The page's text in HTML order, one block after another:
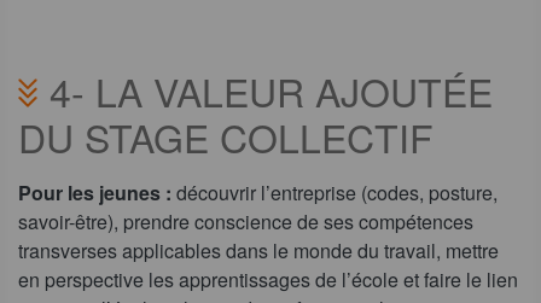
4- LA VALEUR AJOUTÉE
DU STAGE COLLECTIF
Pour les jeunes : découvrir l’entreprise (codes, posture,
savoir-être), prendre conscience de ses compétences
transverses applicables dans le monde du travail, mettre
en perspective les apprentissages de l’école et faire le lien